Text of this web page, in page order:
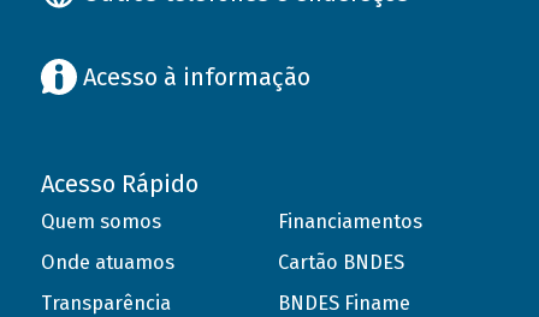
Acesso à informação
Acesso Rápido
Quem somos
Onde atuamos
Transparência
Financiamentos
Cartão BNDES
BNDES Finame